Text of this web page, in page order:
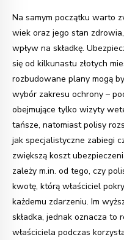
Na samym początku warto
wiek oraz jego stan
wpływ na składkę.
się od kilkunastu złotych
rozbudowane plany mogą
wybór zakresu ochrony –
obejmujące tylko wizyty
tańsze, natomiast polisy
jak specjalistyczne zabiegi
zwiększą koszt
zależy m.in. od tego, czy
kwotę, którą właściciel
każdemu zdarzeniu. Im
składka, jednak oznacza to
właściciela podczas